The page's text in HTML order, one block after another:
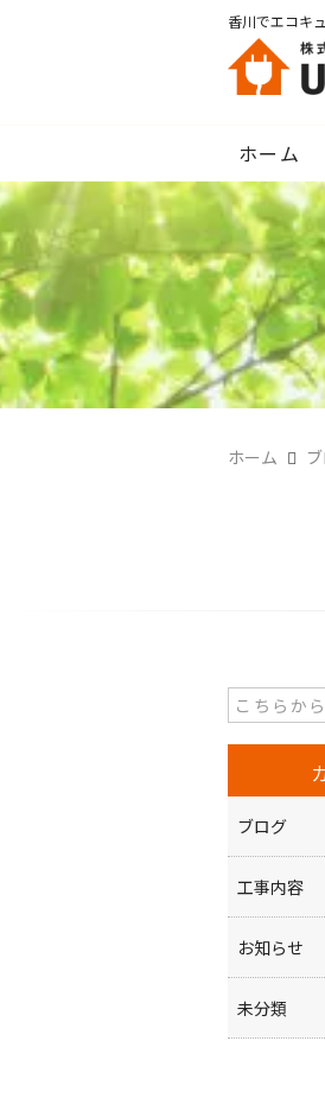
香川でエコキ
ホーム
ホーム
ブログ
工事内容
お知らせ
未分類